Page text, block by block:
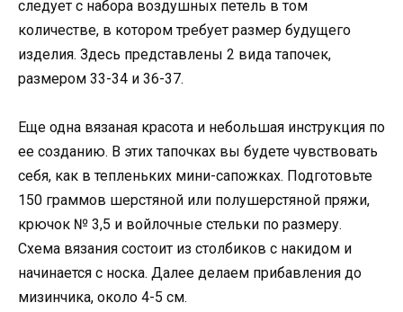
следует с набора воздушных петель в том
количестве, в котором требует размер будущего
изделия. Здесь представлены 2 вида тапочек,
размером 33-34 и 36-37.
Еще одна вязаная красота и небольшая инструкция по
ее созданию. В этих тапочках вы будете чувствовать
себя, как в тепленьких мини-сапожках. Подготовьте
150 граммов шерстяной или полушерстяной пряжи,
крючок № 3,5 и войлочные стельки по размеру.
Схема вязания состоит из столбиков с накидом и
начинается с носка. Далее делаем прибавления до
мизинчика, около 4-5 см.